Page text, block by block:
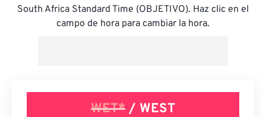
South Africa Standard Time (OBJETIVO). Haz clic en el
campo de hora para cambiar la hora.
WET* / WEST